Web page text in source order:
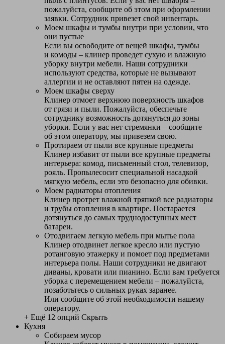
пожалуйста, сообщите об этом при оформлении
заявки. Сотрудник привезет свой инвентарь.
Моем шкафы и тумбы внутри при условии, что
они пустые
Если вы освободите от вещей шкафы, тумбы
и комоды – клинер проведет сухую и влажную
уборку внутри мебели. Наши сотрудники
используют средства, которые не вызывают
аллергии и не оставляют пятен на одежде.
Моем шкафы сверху
Клинер отмоет верхнюю поверхность шкафов
от грязи и пыли. Пожалуйста, обеспечьте
сотруднику возможность дотянуться до зоны
уборки. Если у вас нет стремянки – сообщите
об этом оператору, мы привезем свою.
Протираем от пыли все крупные предметы
Клинер избавит от пыли все крупные предметы
интерьера: комод, письменный стол, телевизор,
рояль. Пропылесосит специальной насадкой
мягкую мебель, если это безопасно для обивки.
Моем радиаторы отопления
Клинер протрет влажной тряпкой все радиаторы
и трубы отопления в квартире. Постарается
дотянуться до самых труднодоступных мест
батареи.
Отодвигаем легкую мебель при мытье пола
Клинер отодвинет легкое кресло или пустую
ротанговую этажерку и помоет под предметами
интерьера полы. Наши сотрудники не двигают
диваны, кровати или пианино. Если вам требуется
уборка с перемещением мебели – пожалуйста,
позаботьтесь о сильных руках заранее.
Или сообщите об этой необходимости нашему
оператору.
+ Ещё 12 опций Скрыть
Кухня
Собираем мусор